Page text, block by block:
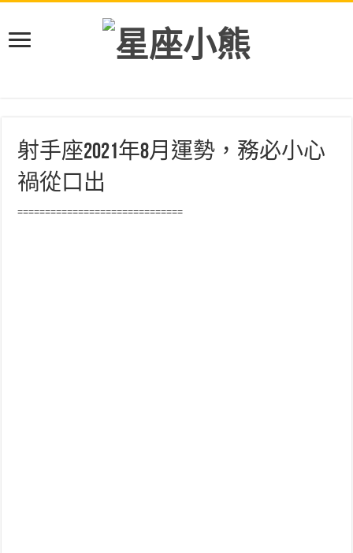
射手座2021年8月運勢，務必小心
禍從口出
==============================